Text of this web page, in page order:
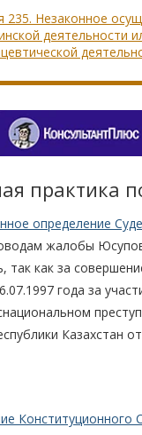
235. Незаконное
деятельности
практика
определение
жалобы
так как за
года за
Казахстан
Конституционного